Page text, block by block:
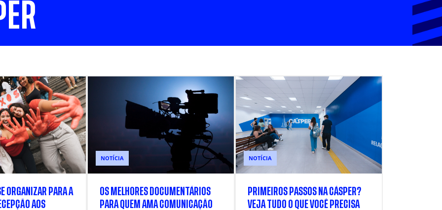
ORGANIZAR PARA A
AOS
NOTÍCIA
OS MELHORES DOCUMENTÁRIOS
PARA QUEM AMA COMUNICAÇÃO
NOTÍCIA
PRIMEIROS PASSOS NA CÁSPER?
VEJA TUDO O QUE VOCÊ PRECISA